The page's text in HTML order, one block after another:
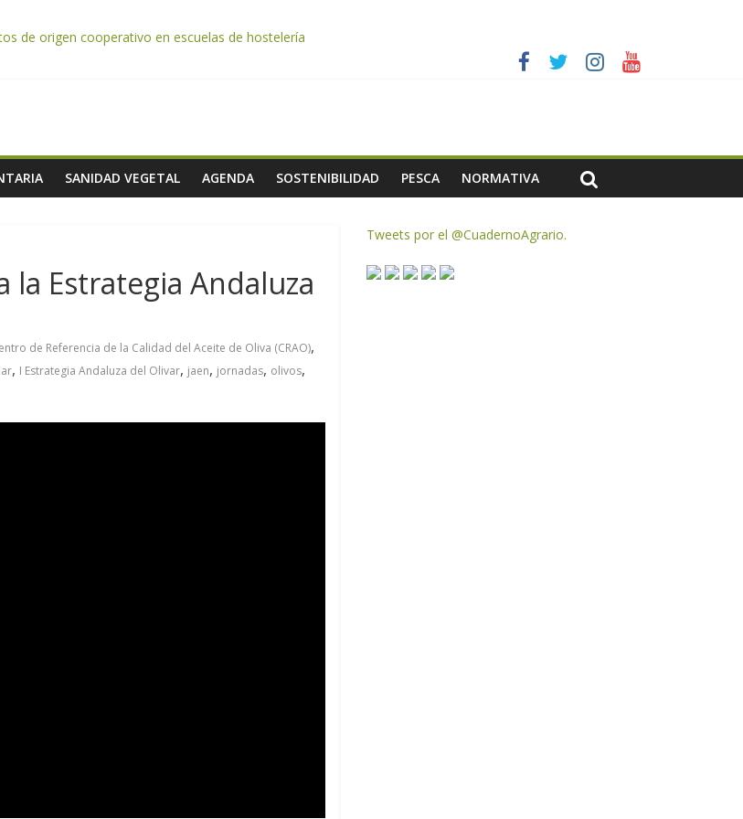
de origen cooperativo en escuelas de hostelería
nuevo protocolo de certificación del ibérico para reforzar la seguridad y la transparencia del sector
pago de 85 millones adicionales de ayudas de la PAC de remanentes disponibles
SANIDAD VEGETAL AGENDA SOSTENIBILIDAD PESCA NORMATIVA
la Estrategia Andaluza
de Referencia de la Calidad del Aceite de Oliva (CRAO),
, I Estrategia Andaluza del Olivar, jaen, jornadas, olivos,
Tweets por el @CuadernoAgrario.